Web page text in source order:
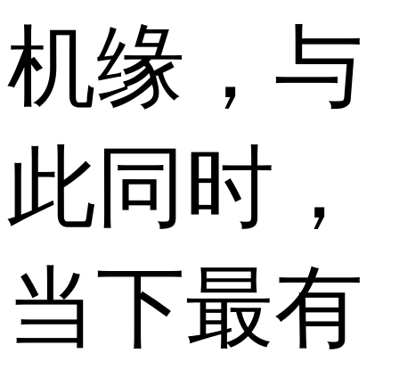
机缘，与
此同时，
当下最有